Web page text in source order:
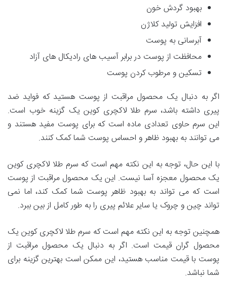
بهبود گردش خون
افزایش تولید کلاژن
آبرسانی به پوست
محافظت از پوست در برابر آسیب های رادیکال های آزاد
تسکین و مرطوب کردن پوست
اگر به دنبال یک محصول مراقبت از پوست هستید که فواید ضد
پیری داشته باشد، سرم طلا لاکچری کوین یک گزینه خوب است.
این سرم حاوی تعدادی ماده است که برای پوست مفید هستند و
می توانند به بهبود ظاهر و احساس پوست شما کمک کنند.
با این حال، توجه به این نکته مهم است که سرم طلا لاکچری کوین
یک محصول معجزه آسا نیست. این یک محصول مراقبت از پوست
است که می تواند به بهبود ظاهر پوست شما کمک کند، اما نمی
تواند چین و چروک یا سایر علائم پیری را به طور کامل از بین ببرد.
همچنین توجه به این نکته مهم است که سرم طلا لاکچری کوین یک
محصول گران قیمت است. اگر به دنبال یک محصول مراقبت از
پوست با قیمت مناسب هستید، این ممکن است بهترین گزینه برای
شما نباشد.